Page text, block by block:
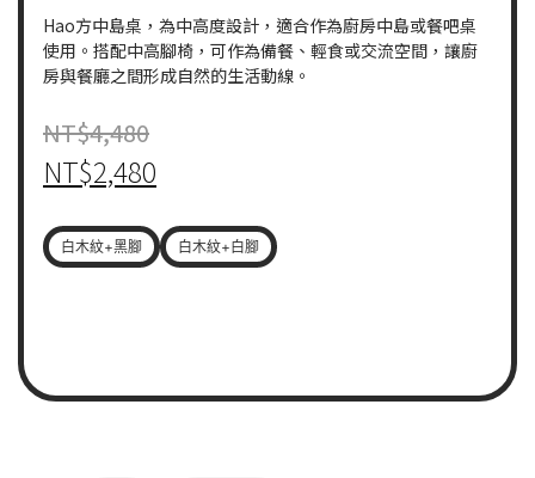
Hao方中島桌，為中高度設計，適合作為廚房中島或餐吧桌
使用。搭配中高腳椅，可作為備餐、輕食或交流空間，讓廚
房與餐廳之間形成自然的生活動線。
NT$4,480
NT$2,480
白木紋+黑腳 白木紋+白腳